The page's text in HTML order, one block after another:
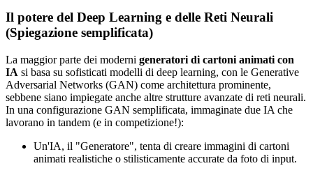
Il potere del Deep Learning e delle Reti Neurali
(Spiegazione semplificata)
La maggior parte dei moderni generatori di cartoni animati con
IA si basa su sofisticati modelli di deep learning, con le Generative
Adversarial Networks (GAN) come architettura prominente,
sebbene siano impiegate anche altre strutture avanzate di reti neurali.
In una configurazione GAN semplificata, immaginate due IA che
lavorano in tandem (e in competizione!):
Un'IA, il "Generatore", tenta di creare immagini di cartoni
animati realistiche o stilisticamente accurate da foto di input.